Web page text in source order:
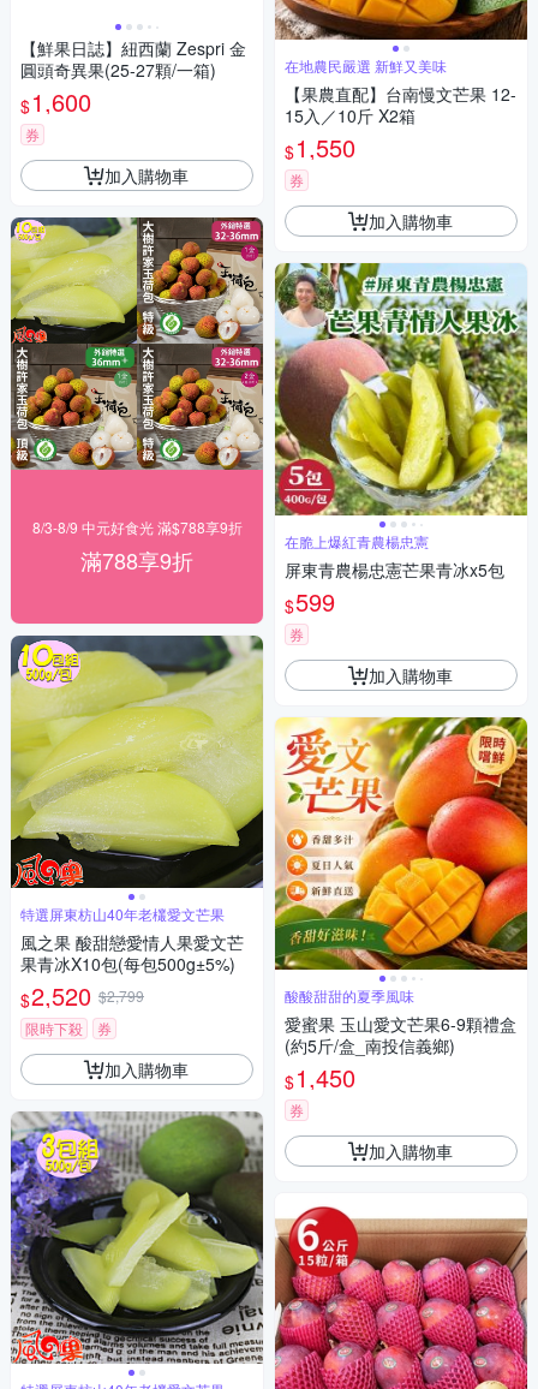
【鮮果日誌】紐西蘭 Zespri 金
圓頭奇異果(25-27顆/一箱)
$1,600
券
加入購物車
8/3-8/9 中元好食光 滿$788享9折
滿788享9折
特選屏東枋山40年老欉愛文芒果
風之果 酸甜戀愛情人果愛文芒
果青冰X10包(每包500g±5%)
$2,520 $2,799
限時下殺
券
加入購物車
在地農民嚴選 新鮮又美味
【果農直配】台南慢文芒果 12-
15入／10斤 X2箱
$1,550
券
加入購物車
在脆上爆紅青農楊忠憲
屏東青農楊忠憲芒果青冰x5包
$599
券
加入購物車
酸酸甜甜的夏季風味
愛蜜果 玉山愛文芒果6-9顆禮盒
(約5斤/盒_南投信義鄉)
$1,450
券
加入購物車